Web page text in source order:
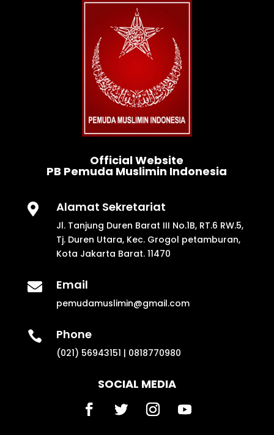
Official Website
PB Pemuda Muslimin Indonesia
 Alamat Sekretariat
Jl. Tanjung Duren Barat III No.1B, RT.6 RW.5,
Tj. Duren Utara, Kec. Grogol petamburan,
Kota Jakarta Barat. 11470
 Email
pemudamuslimin@gmail.com
 Phone
(021) 56943151 | 0818770980
SOCIAL MEDIA